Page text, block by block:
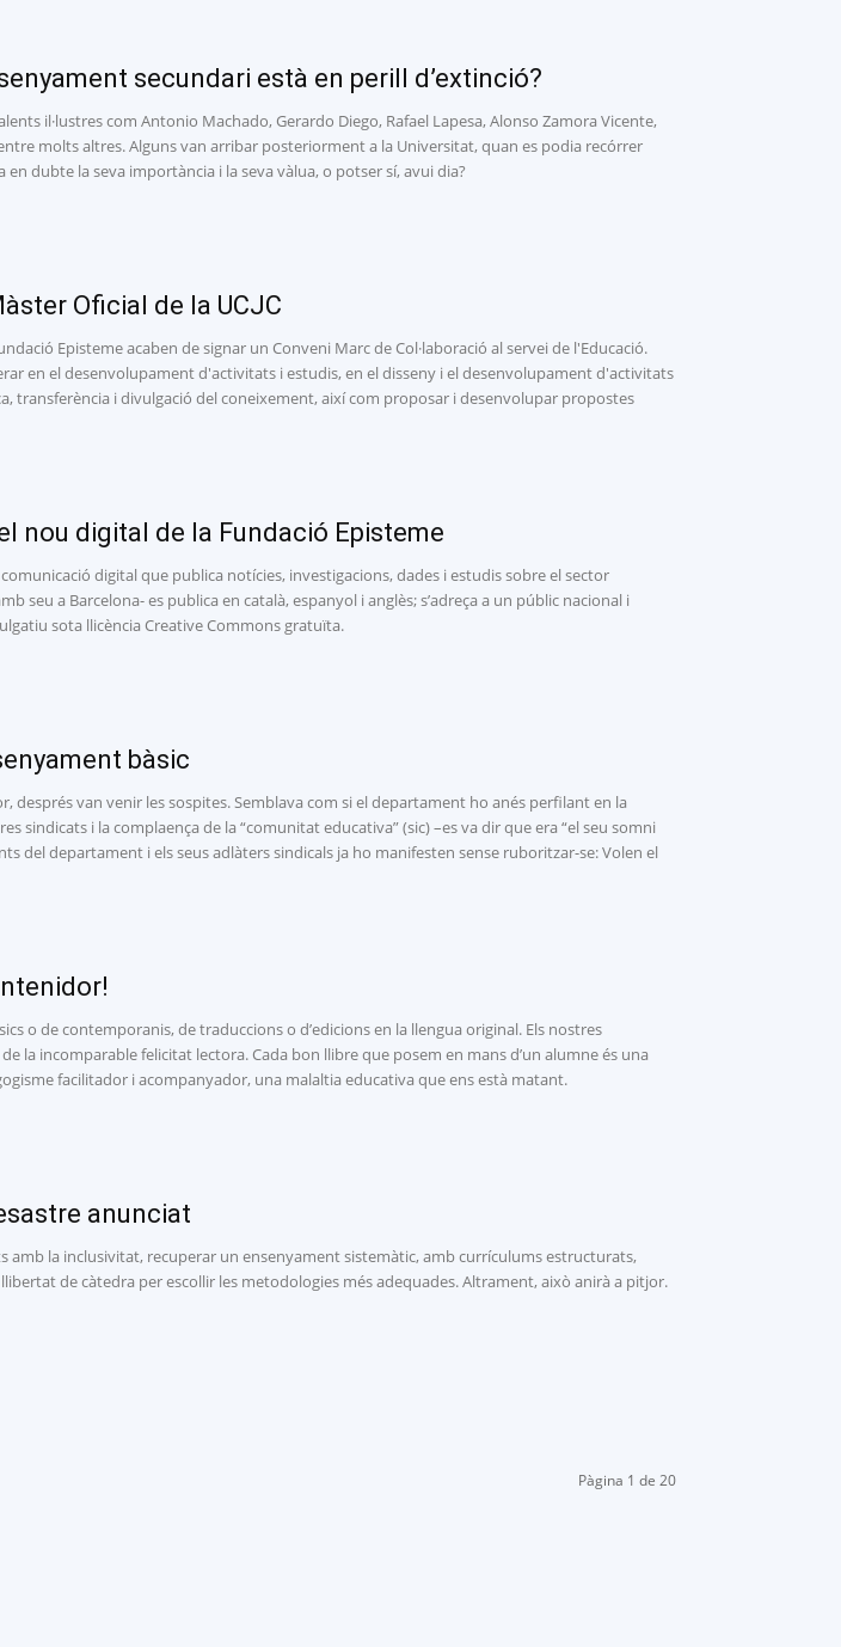
secundari està en perill d’extinció?
il·lustres com Antonio Machado, Gerardo Diego, Rafael Lapesa, Alonso Zamora Vicente,
molts altres. Alguns van arribar posteriorment a la Universitat, quan es podia recórrer
dubte la seva importància i la seva vàlua, o potser sí, avui dia?
Oficial de la UCJC
Episteme acaben de signar un Conveni Marc de Col·laboració al servei de l'Educació.
en el desenvolupament d'activitats i estudis, en el disseny i el desenvolupament d'activitats
transferència i divulgació del coneixement, així com proposar i desenvolupar propostes
nou digital de la Fundació Episteme
comunicació digital que publica notícies, investigacions, dades i estudis sobre el sector
seu a Barcelona- es publica en català, espanyol i anglès; s’adreça a un públic nacional i
sota llicència Creative Commons gratuïta.
bàsic
després van venir les sospites. Semblava com si el departament ho anés perfilant en la
sindicats i la complaença de la “comunitat educativa” (sic) –es va dir que era “el seu somni
del departament i els seus adlàters sindicals ja ho manifesten sense ruboritzar-se: Volen el
o de contemporanis, de traduccions o d’edicions en la llengua original. Els nostres
la incomparable felicitat lectora. Cada bon llibre que posem en mans d’un alumne és una
facilitador i acompanyador, una malaltia educativa que ens està matant.
anunciat
amb la inclusivitat, recuperar un ensenyament sistemàtic, amb currículums estructurats,
de càtedra per escollir les metodologies més adequades. Altrament, això anirà a pitjor.
Pàgina 1 de 20